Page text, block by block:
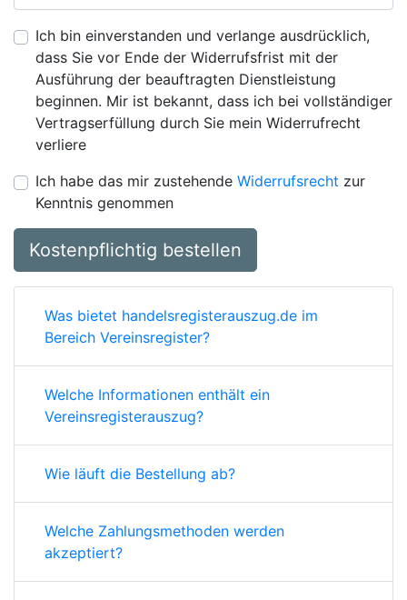
Ich bin einverstanden und verlange ausdrücklich,
dass Sie vor Ende der Widerrufsfrist mit der
Ausführung der beauftragten Dienstleistung
beginnen. Mir ist bekannt, dass ich bei vollständiger
Vertragserfüllung durch Sie mein Widerrufrecht
verliere
Ich habe das mir zustehende Widerrufsrecht zur
Kenntnis genommen
Kostenpflichtig bestellen
Was bietet handelsregisterauszug.de im
Bereich Vereinsregister?
Welche Informationen enthält ein
Vereinsregisterauszug?
Wie läuft die Bestellung ab?
Welche Zahlungsmethoden werden
akzeptiert?